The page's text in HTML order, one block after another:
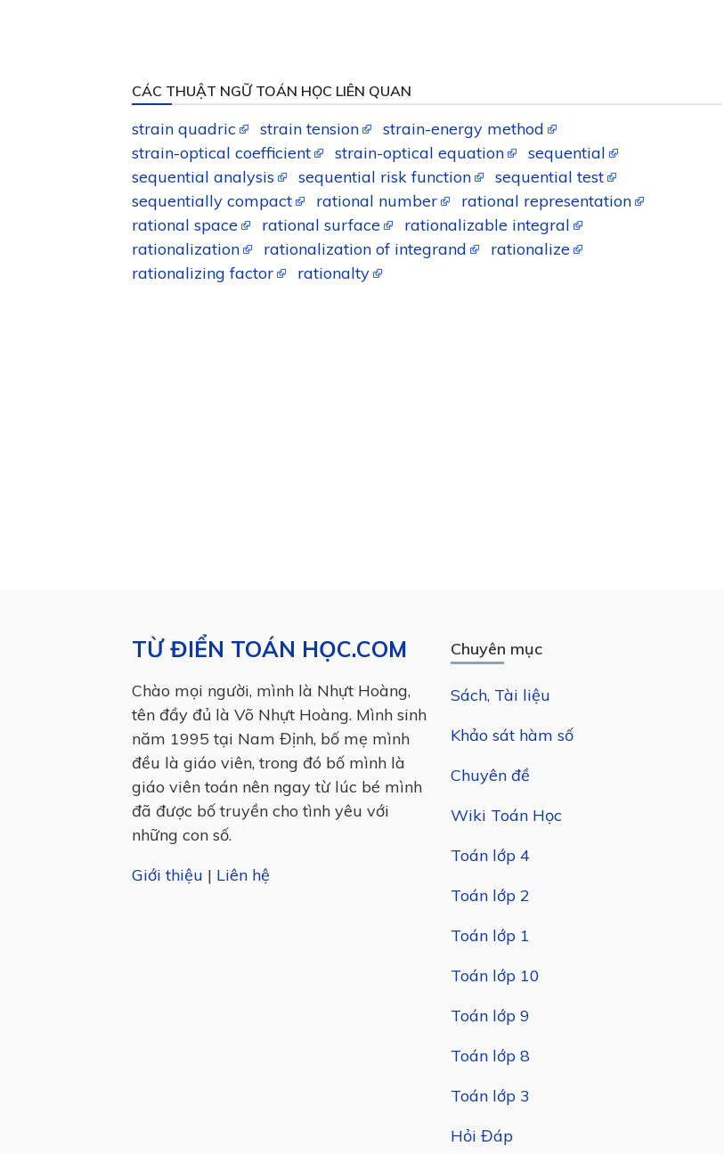
CÁC THUẬT NGỮ TOÁN HỌC LIÊN QUAN
strain quadric strain tension
strain-energy method
strain-optical coefficient
strain-optical equation
sequential
sequential analysis
sequential risk function
sequential test
sequentially compact
rational number
rational representation
rational space
rational surface
rationalizable integral
rationalization
rationalization of integrand
rationalize
rationalizing factor
rationalty
TỪ ĐIỂN TOÁN HỌC.COM
Chào mọi người, mình là Nhựt Hoàng,
tên đầy đủ là Võ Nhựt Hoàng. Mình sinh
năm 1995 tại Nam Định, bố mẹ mình
đều là giáo viên, trong đó bố mình là
giáo viên toán nên ngay từ lúc bé mình
đã được bố truyền cho tình yêu với
những con số.
Giới thiệu | Liên hệ
Chuyên mục
Sách, Tài liệu
Khảo sát hàm số
Chuyên đề
Wiki Toán Học
Toán lớp 4
Toán lớp 2
Toán lớp 1
Toán lớp 10
Toán lớp 9
Toán lớp 8
Toán lớp 3
Hỏi Đáp